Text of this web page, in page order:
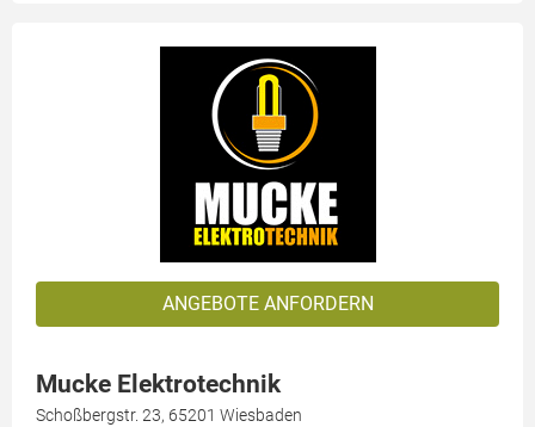
ANGEBOTE ANFORDERN
Mucke Elektrotechnik
Schoßbergstr. 23, 65201 Wiesbaden